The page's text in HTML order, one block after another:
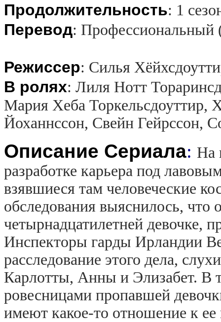
Продолжительность: 1
Перевод: Профессиональный
Режиссер: Силья
В ролях: Лиля Нотт
Мария Хеба Торкельсдоуттир,
Йоханнссон, Свейн Гейрссон,
Описание Сериала: На
разработке карьера под
взявшиеся там человеческие
обследования выяснилось, что
четырнадцатилетней девочке,
Инспекторы гарды Ирландии
расследование этого дела,
Карлотты, Анны и Элизабет. В
ровесницами пропавшей
имеют какое-то отношение к